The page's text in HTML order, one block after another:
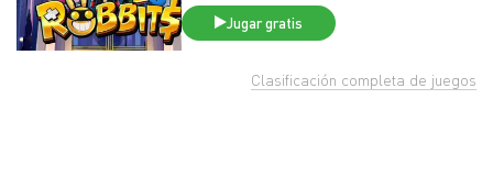
Jugar gratis
Clasificación completa de juegos